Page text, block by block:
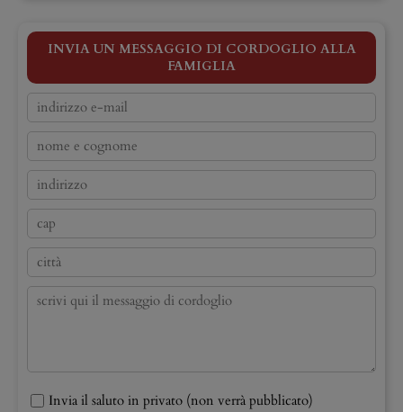
INVIA UN MESSAGGIO DI CORDOGLIO ALLA
FAMIGLIA
Invia il saluto in privato (non verrà pubblicato)